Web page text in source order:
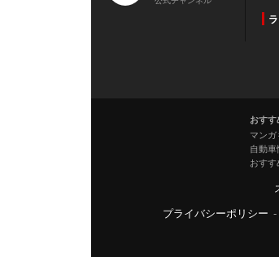
おすす
マンガ
自動車
おすす
プライバシーポリシー -